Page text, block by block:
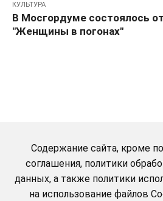
КУЛЬТУРА
В Мосгордуме состоялось
"Женщины в погонах"
Содержание сайта, кроме
соглашения, политики
данных, а также политики
на использование файлов